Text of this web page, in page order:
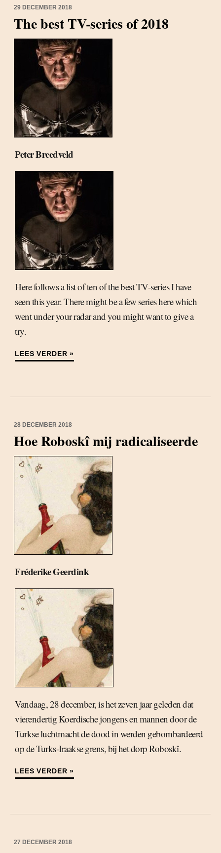
29 DECEMBER 2018
The best TV-series of 2018
Peter Breedveld
Here follows a list of ten of the best TV-series I have
seen this year. There might be a few series here which
went under your radar and you might want to give a
try.
LEES VERDER »
28 DECEMBER 2018
Hoe Roboskî mij radicaliseerde
Fréderike Geerdink
Vandaag, 28 december, is het zeven jaar geleden dat
vierendertig Koerdische jongens en mannen door de
Turkse luchtmacht de dood in werden gebombardeerd
op de Turks-Iraakse grens, bij het dorp Roboskî.
LEES VERDER »
27 DECEMBER 2018